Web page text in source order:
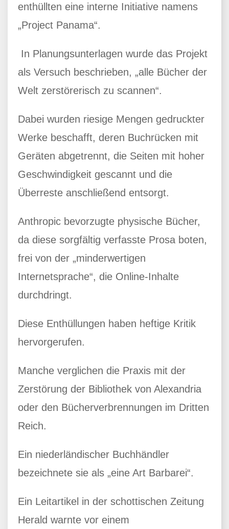
enthüllten eine interne Initiative namens
„Project Panama“.
In Planungsunterlagen wurde das Projekt
als Versuch beschrieben, „alle Bücher der
Welt zerstörerisch zu scannen“.
Dabei wurden riesige Mengen gedruckter
Werke beschafft, deren Buchrücken mit
Geräten abgetrennt, die Seiten mit hoher
Geschwindigkeit gescannt und die
Überreste anschließend entsorgt.
Anthropic bevorzugte physische Bücher,
da diese sorgfältig verfasste Prosa boten,
frei von der „minderwertigen
Internetsprache“, die Online-Inhalte
durchdringt.
Diese Enthüllungen haben heftige Kritik
hervorgerufen.
Manche verglichen die Praxis mit der
Zerstörung der Bibliothek von Alexandria
oder den Bücherverbrennungen im Dritten
Reich.
Ein niederländischer Buchhändler
bezeichnete sie als „eine Art Barbarei“.
Ein Leitartikel in der schottischen Zeitung
Herald warnte vor einem